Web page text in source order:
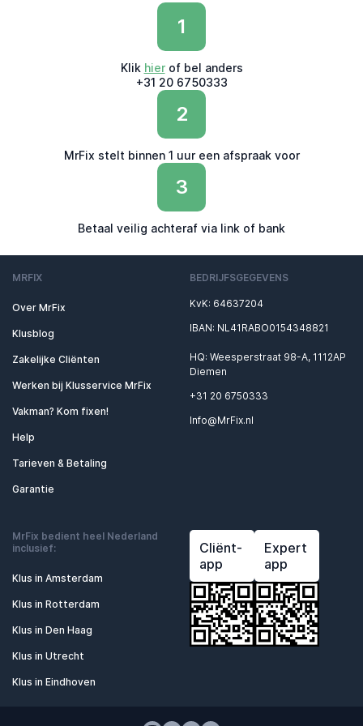
1
Klik hierof bel anders
+31 20 6750333
2
MrFix stelt binnen 1 uur een afspraak voor
3
Betaal veilig achteraf via link of bank
MRFIX
Over MrFix
Klusblog
Zakelijke Cliënten
Werken bij Klusservice MrFix
Vakman? Kom fixen!
Help
Tarieven & Betaling
Garantie
BEDRIJFSGEGEVENS
KvK: 64637204
IBAN: NL41RABO0154348821
HQ: Weesperstraat 98-A, 1112AP
Diemen
+31 20 6750333
Info@MrFix.nl
MrFix bedient heel Nederland
inclusief:
Klus in Amsterdam
Klus in Rotterdam
Klus in Den Haag
Klus in Utrecht
Klus in Eindhoven
Cliënt-
app
Expert
app